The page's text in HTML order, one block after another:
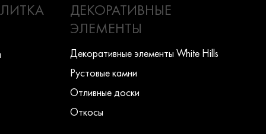
ДЕКОРАТИВНЫЕ
ЭЛЕМЕНТЫ
Декоративные элементы White Hills
Рустовые камни
Отливные доски
Откосы